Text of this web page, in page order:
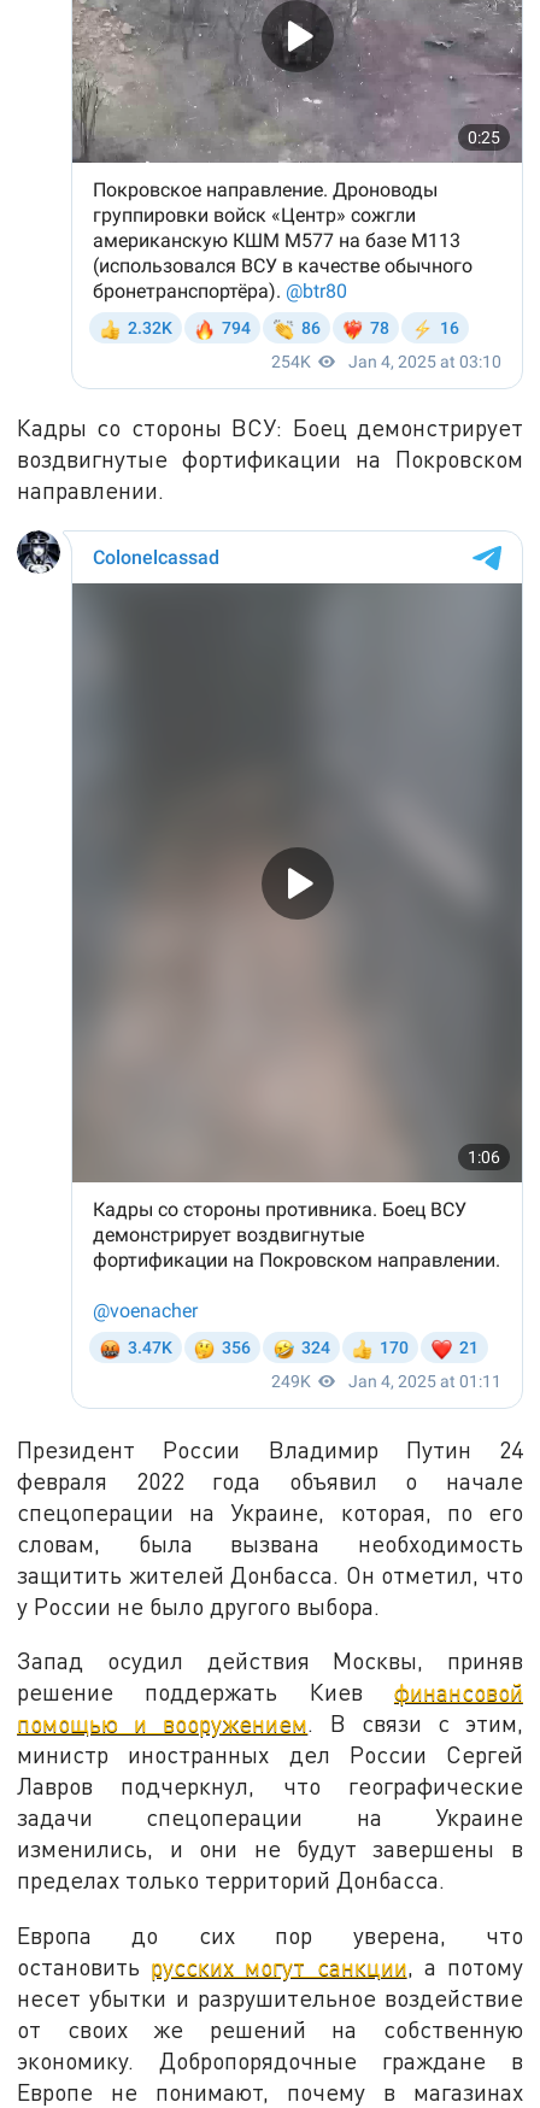
Кадры со стороны ВСУ: Боец демонстрирует
воздвигнутые фортификации на Покровском
направлении.
Президент России Владимир Путин 24
февраля 2022 года объявил о начале
спецоперации на Украине, которая, по его
словам, была вызвана необходимость
защитить жителей Донбасса. Он отметил, что
у России не было другого выбора.
Запад осудил действия Москвы, приняв
решение поддержать Киев финансовой
помощью и вооружением. В связи с этим,
министр иностранных дел России Сергей
Лавров подчеркнул, что географические
задачи спецоперации на Украине
изменились, и они не будут завершены в
пределах только территорий Донбасса.
Европа до сих пор уверена, что
остановить русских могут санкции, а потому
несет убытки и разрушительное воздействие
от своих же решений на собственную
экономику. Добропорядочные граждане в
Европе не понимают, почему в магазинах